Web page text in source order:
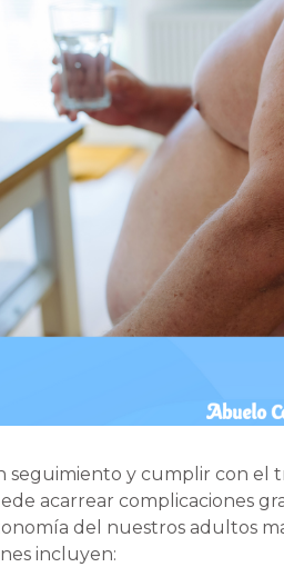
seguimiento y cumplir con el
acarrear complicaciones
del nuestros adultos
incluyen: